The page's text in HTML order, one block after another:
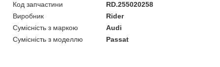
Код запчастини
RD.255020258
Виробник
Rider
Сумісність з маркою
Audi
Сумісність з моделлю
Passat